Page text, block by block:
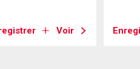
Voir